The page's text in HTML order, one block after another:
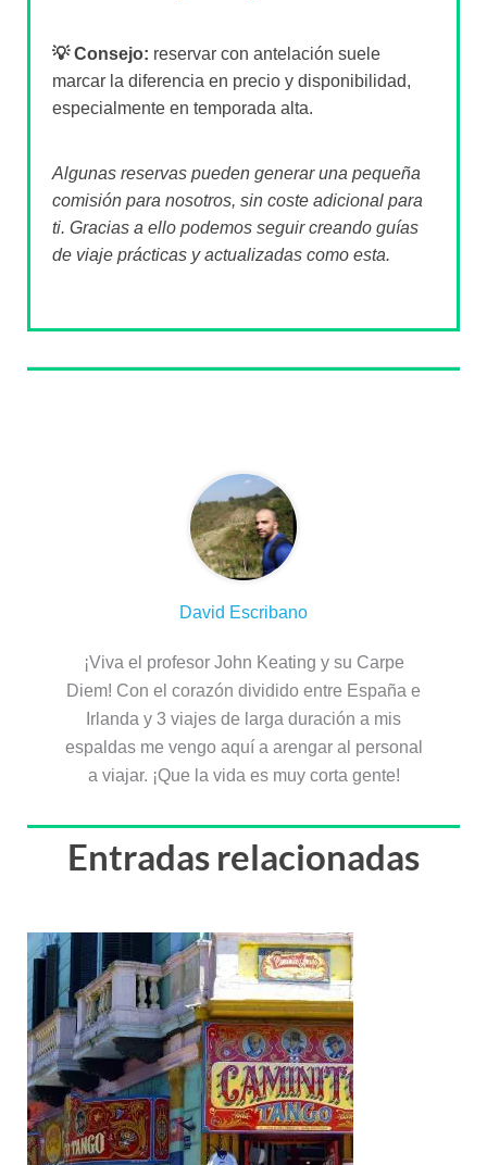
💡 Consejo: reservar con antelación suele
marcar la diferencia en precio y disponibilidad,
especialmente en temporada alta.
Algunas reservas pueden generar una pequeña
comisión para nosotros, sin coste adicional para
ti. Gracias a ello podemos seguir creando guías
de viaje prácticas y actualizadas como esta.
David Escribano
¡Viva el profesor John Keating y su Carpe
Diem! Con el corazón dividido entre España e
Irlanda y 3 viajes de larga duración a mis
espaldas me vengo aquí a arengar al personal
a viajar. ¡Que la vida es muy corta gente!
Entradas relacionadas